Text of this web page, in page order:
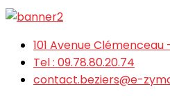
101 Avenue
Tel : 09.78.80.20.74
contact.beziers@e-